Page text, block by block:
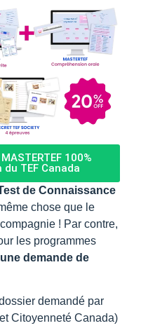
100%
TEF Canada
de Connaissance
chose que le
! Par contre,
les programmes
une demande de
demandé par
Citoyenneté Canada)